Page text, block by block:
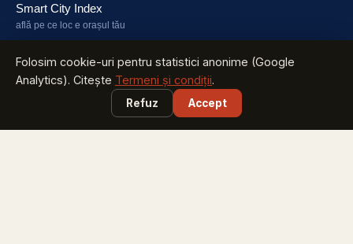
Folosim cookie-uri pentru statistici anonime (Google
Analytics). Citește Termeni și condiții.
Refuz Accept
Smart City Index
află pe ce loc e orașul tău
cine investește în energie și unde
Smart City Marketplace
soluții testate + licitațiile zilei